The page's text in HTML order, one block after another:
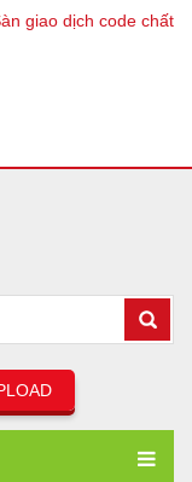
giao dịch code chất